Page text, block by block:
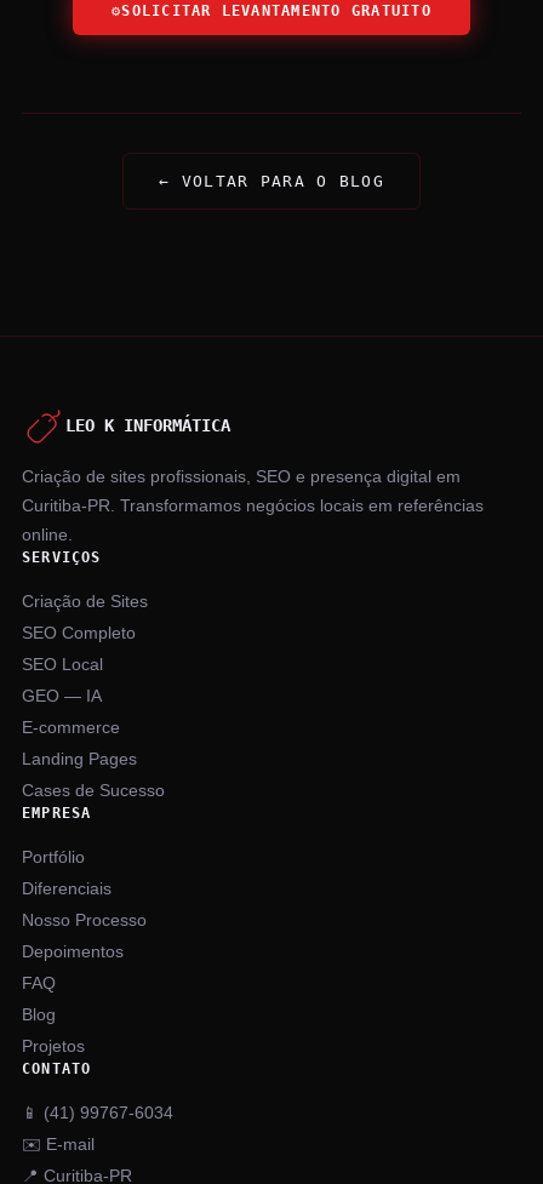
⚙️SOLICITAR LEVANTAMENTO GRATUITO
← VOLTAR PARA O BLOG
LEO K INFORMÁTICA
Criação de sites profissionais, SEO e presença digital em
Curitiba-PR. Transformamos negócios locais em referências
online.
SERVIÇOS
Criação de Sites
SEO Completo
SEO Local
GEO — IA
E-commerce
Landing Pages
Cases de Sucesso
EMPRESA
Portfólio
Diferenciais
Nosso Processo
Depoimentos
FAQ
Blog
Projetos
CONTATO
📱 (41) 99767-6034
✉️ E-mail
📍 Curitiba-PR